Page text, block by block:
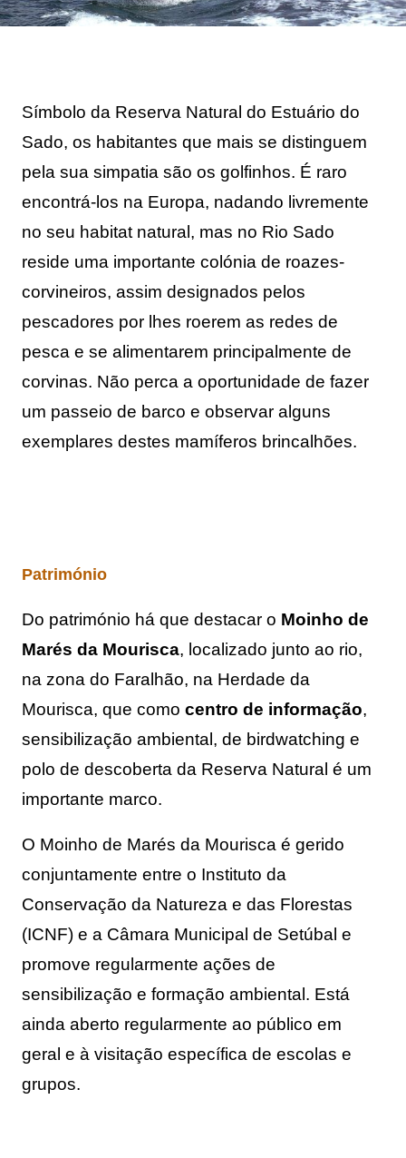
Símbolo da Reserva Natural do Estuário do
Sado, os habitantes que mais se distinguem
pela sua simpatia são os golfinhos. É raro
encontrá-los na Europa, nadando livremente
no seu habitat natural, mas no Rio Sado
reside uma importante colónia de roazes-
corvineiros, assim designados pelos
pescadores por lhes roerem as redes de
pesca e se alimentarem principalmente de
corvinas. Não perca a oportunidade de fazer
um passeio de barco e observar alguns
exemplares destes mamíferos brincalhões.
Património
Do património há que destacar o Moinho de
Marés da Mourisca, localizado junto ao rio,
na zona do Faralhão, na Herdade da
Mourisca, que como centro de informação,
sensibilização ambiental, de birdwatching e
polo de descoberta da Reserva Natural é um
importante marco.
O Moinho de Marés da Mourisca é gerido
conjuntamente entre o Instituto da
Conservação da Natureza e das Florestas
(ICNF) e a Câmara Municipal de Setúbal e
promove regularmente ações de
sensibilização e formação ambiental. Está
ainda aberto regularmente ao público em
geral e à visitação específica de escolas e
grupos.